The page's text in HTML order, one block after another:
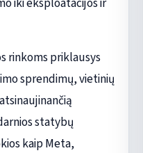
rinkoms priklausys
sprendimų, vietinių
statybų
kaip Meta,